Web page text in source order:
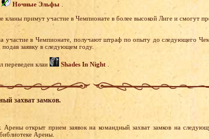
Ночные Эльфы
кланы примут участие в Чемпионате в более высокой Лиге и смогут
участие в Чемпионате, получают штраф по опыту до следующего
заявку в следующем году.
клан Shades In Night
захват замков.
открыт прием заявок на командный захват замков на
Арены.